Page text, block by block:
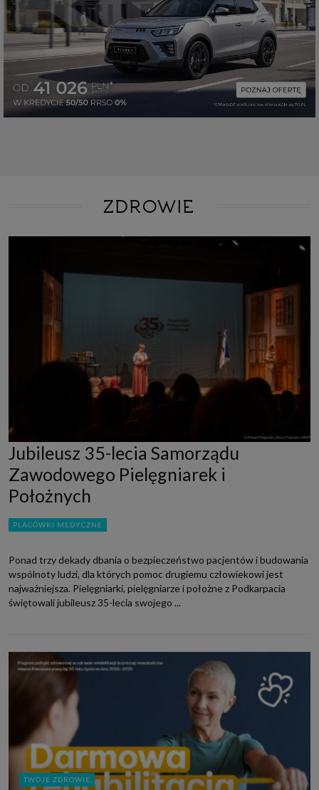
ZDROWIE
Jubileusz 35-lecia Samorządu
Zawodowego Pielęgniarek i
Położnych
PLACÓWKI MEDYCZNE
Ponad trzy dekady dbania o bezpieczeństwo pacjentów i budowania
wspólnoty ludzi, dla których pomoc drugiemu człowiekowi jest
najważniejsza. Pielęgniarki, pielęgniarze i położne z Podkarpacia
świętowali jubileusz 35-lecia swojego ...
TWOJE ZDROWIE